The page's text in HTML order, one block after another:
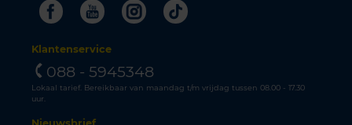
FacebookYoutubeInstagram
Tiktok
Klantenservice
088 - 5945348
Lokaal tarief. Bereikbaar van maandag t/m vrijdag tussen 08.00 - 17.30
uur.